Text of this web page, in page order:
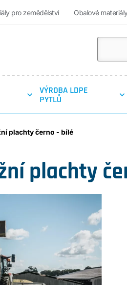
pro zemědělství Obalové
VÝROBA LDPE
PYTLŮ
plachty černo - bílé
plachty